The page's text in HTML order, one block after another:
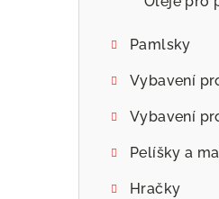
Pamlsky
Vybavení
Vybavení
Pelíšky a
Hračky